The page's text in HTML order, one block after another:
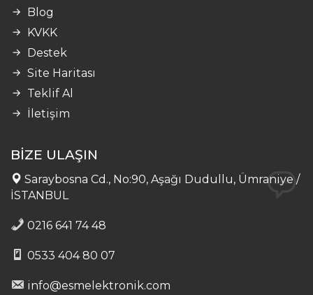
Blog
KVKK
Destek
Site Haritası
Teklif Al
İletişim
BİZE ULAŞIN
Saraybosna Cd., No:90, Aşağı Dudullu, Ümraniye /
İSTANBUL
0216 641 74 48
0533 404 80 07
info@esmelektronik.com